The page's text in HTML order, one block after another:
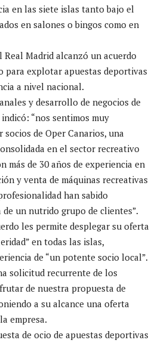
en las siete islas tanto bajo el
en salones o bingos como en
Real Madrid alcanzó un acuerdo
para explotar apuestas deportivas
a nivel nacional.
y desarrollo de negocios de
“nos sentimos muy
de Oper Canarios, una
en el sector recreativo
más de 30 años de experiencia en
y venta de máquinas recreativas
han sabido
un nutrido grupo de clientes”.
les permite desplegar su oferta
en todas las islas,
de “un potente socio local”.
solicitud recurrente de los
de nuestra propuesta de
a su alcance una oferta
empresa.
de ocio de apuestas deportivas